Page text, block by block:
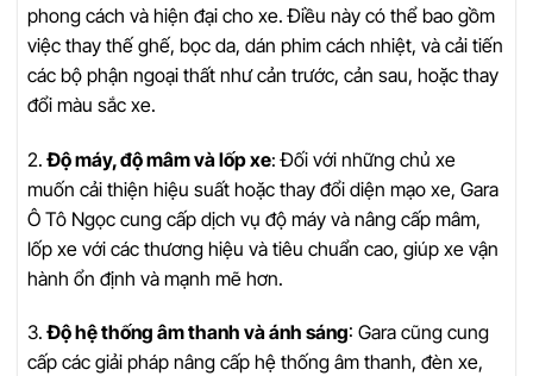
phong cách và hiện đại cho xe. Điều này có thể bao gồm
việc thay thế ghế, bọc da, dán phim cách nhiệt, và cải tiến
các bộ phận ngoại thất như cản trước, cản sau, hoặc thay
đổi màu sắc xe.
2.Độ máy, độ mâm và lốp xe: Đối với những chủ xe
muốn cải thiện hiệu suất hoặc thay đổi diện mạo xe, Gara
Ô Tô Ngọc cung cấp dịch vụ độ máy và nâng cấp mâm,
lốp xe với các thương hiệu và tiêu chuẩn cao, giúp xe vận
hành ổn định và mạnh mẽ hơn.
3.Độ hệ thống âm thanh và ánh sáng: Gara cũng cung
cấp các giải pháp nâng cấp hệ thống âm thanh, đèn xe,